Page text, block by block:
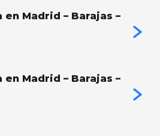
Madrid – Barajas –
Madrid – Barajas –